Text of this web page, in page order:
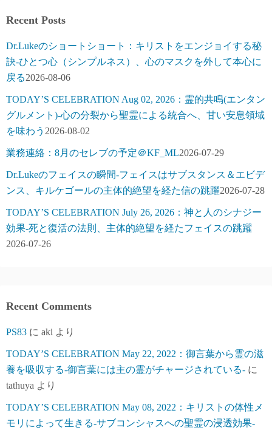
Recent Posts
Dr.Lukeのショートショート：キリストをエンジョイする秘
訣-ひとつ心（シンプルネス）、心のマスクを外して本心に
戻る2026-08-06
TODAY’S CELEBRATION Aug 02, 2026：霊的共鳴(エンタン
グルメント)-心の分裂から聖霊による統合へ、甘い安息領域
を味わう 2026-08-02
業務連絡：8月のセレブの予定＠KF_ML2026-07-29
Dr.Lukeのフェイスの瞬間-フェイスはサブスタンス＆エビデ
ンス、キルケゴールの主体的絶望を経た信の跳躍2026-07-28
TODAY’S CELEBRATION July 26, 2026：神と人のシナジー
効果-死と復活の法則、主体的絶望を経たフェイスの跳躍
2026-07-26
Recent Comments
PS83 に aki より
TODAY’S CELEBRATION May 22, 2022：御言葉から霊の滋
養を吸収する-御言葉には主の霊がチャージされている- に
tathuya より
TODAY’S CELEBRATION May 08, 2022：キリストの体性メ
モリによって生きる-サブコンシャスへの聖霊の浸透効果-